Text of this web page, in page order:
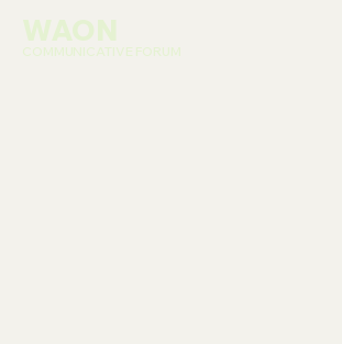
WAON
COMMUNICATIVE FORUM